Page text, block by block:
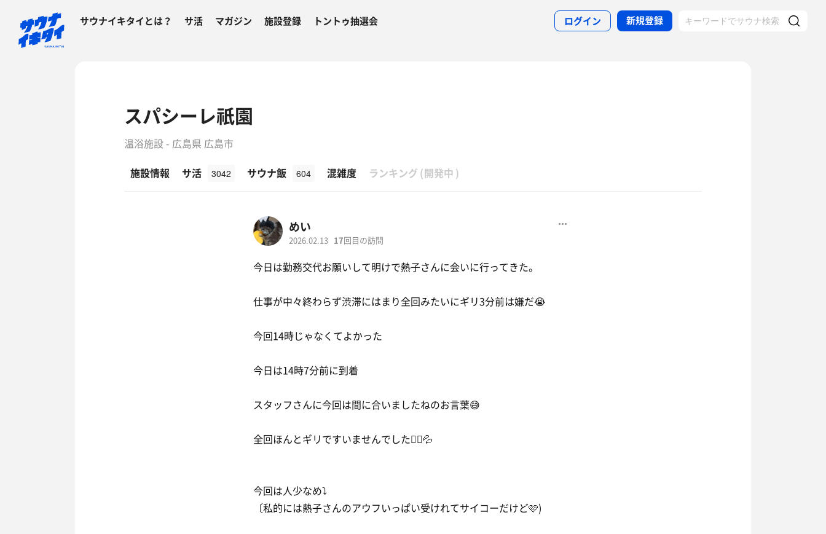
サウナイキタイとは？ サ活 マガジン 施設登録 トントゥ抽選会 ログイン 新規登録
スパシーレ祇園
温浴施設 - 広島県 広島市
施設情報
サ活 3042 サウナ飯 604 混雑度 ランキング (開発中 )
めい
2026.02.13 17回目の訪問
今日は勤務交代お願いして明けで熱子さんに会いに行ってきた。
仕事が中々終わらず渋滞にはまり全回みたいにギリ3分前は嫌だ😭
今回14時じゃなくてよかった
今日は14時7分前に到着
スタッフさんに今回は間に合いましたねのお言葉😅
全回ほんとギリですいませんでした🙇‍♀️💦
今回は人少なめ⤵️
〔私的には熱子さんのアウフいっぱい受けれてサイコーだけど🩷)